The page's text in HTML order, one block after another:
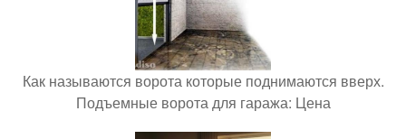
Как называются ворота которые поднимаются вверх.
Подъемные ворота для гаража: Цена